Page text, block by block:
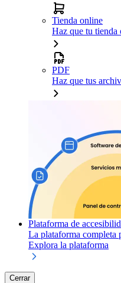
Tienda online
Haz que tu tienda
PDF
Haz que tus
Plataforma de
La plataforma completa
Explora la plataforma
Cerrar